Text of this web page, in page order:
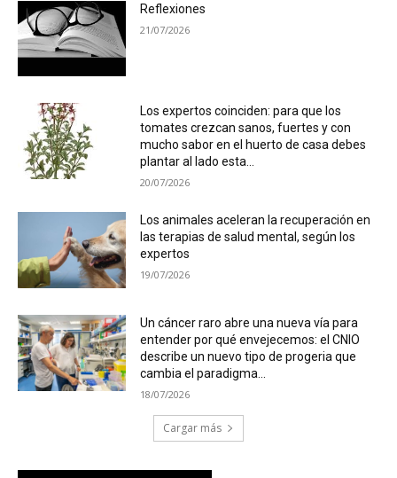
Reflexiones
21/07/2026
Los expertos coinciden: para que los
tomates crezcan sanos, fuertes y con
mucho sabor en el huerto de casa debes
plantar al lado esta...
20/07/2026
Los animales aceleran la recuperación en
las terapias de salud mental, según los
expertos
19/07/2026
Un cáncer raro abre una nueva vía para
entender por qué envejecemos: el CNIO
describe un nuevo tipo de progeria que
cambia el paradigma...
18/07/2026
Cargar más